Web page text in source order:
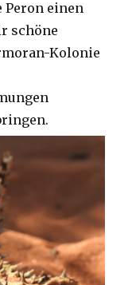
Peron einen
schöne
Kolonie